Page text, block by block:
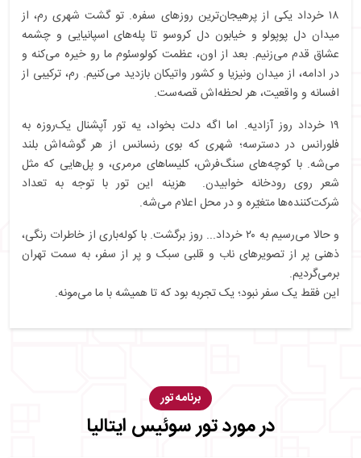
۱۸ خرداد یکی از پرهیجان‌ترین روزهای سفره. تو گشت شهری رم، از
میدان دل پوپولو و خیابون دل کروسو تا پله‌های اسپانیایی و چشمه
عشاق قدم می‌زنیم. بعد از اون، عظمت کولوسئوم ما رو خیره می‌کنه و
در ادامه، از میدان ونیزیا و کشور واتیکان بازدید می‌کنیم. رم، ترکیبی از
افسانه و واقعیت، هر لحظه‌اش قصه‌ست.
۱۹ خرداد روز آزادیه. اما اگه دلت بخواد، یه تور آپشنال یک‌روزه به
فلورانس در دسترسه؛ شهری که بوی رنسانس از هر گوشه‌اش بلند
می‌شه. با کوچه‌های سنگ‌فرش، کلیساهای مرمری، و پل‌هایی که مثل
شعر روی رودخانه خوابیدن. هزینه این تور با توجه به تعداد
شرکت‌کننده‌ها متغیّره و در محل اعلام می‌شه.
و حالا می‌رسیم به ۲۰ خرداد... روز برگشت. با کوله‌باری از خاطرات رنگی،
ذهنی پر از تصویرهای ناب و قلبی سبک و پر از سفر، به سمت تهران
برمی‌گردیم.
این فقط یک سفر نبود؛ یک تجربه بود که تا همیشه با ما می‌مونه.
برنامه تور
در مورد تور سوئیس ایتالیا